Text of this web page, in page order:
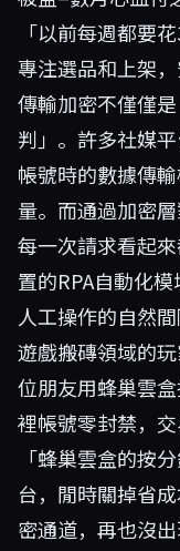
「以前每週都要
專注選品和上架，
傳輸加密不僅僅
判」。許多社媒
帳號時的數據傳
量。而通過加密
每一次請求看起
置的RPA自動化
人工操作的自然
遊戲搬磚領域的
位朋友用蜂巢雲
裡帳號零封禁，
「蜂巢雲盒的按
台，閒時關掉省
密通道，再也沒